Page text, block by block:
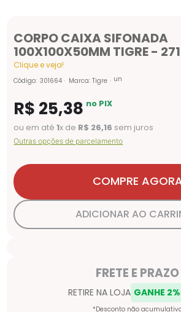
CORPO CAIXA SIFONADA
100X100X50MM TIGRE -
Clique e veja!
Código: 301664 Marca:Tigre un
R$ 25,38 no PIX
ou em até1x de R$ 26,16 sem juros
Outras opções de parcelamento
COMPRE
ADICIONAR AO